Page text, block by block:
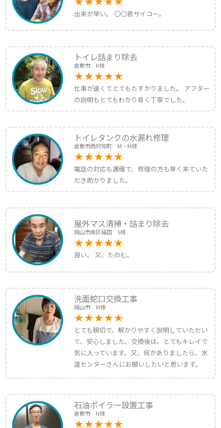
出来が早い。 〇〇君サイコー。
トイレ詰まり除去
倉敷市 K様
仕事が速くてとてもたすかりました。 アフター
の説明もとてもわかり易く丁寧でした。
トイレタンクの水漏れ修理
倉敷市西阿知町 M・M様
電話の対応も適確で、修理の方も早く来ていた
だき助かりました。
屋外マス清掃・詰まり除去
岡山市南区福田 S様
良い。 又、たのむ。
洗面蛇口交換工事
岡山市 M様
とても親切で、解かりやすく説明していただい
て、安心しました。交換後は、とてもキレイで
気に入っています。又、何かありましたら、水
道センターさんにお願いしたいと思います。
石油ボイラー設置工事
倉敷市 N様